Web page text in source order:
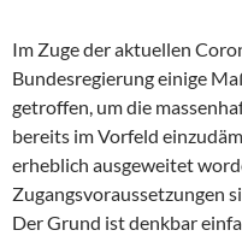
Im Zuge der aktuellen
Bundesregierung einige
getroffen, um die
bereits im Vorfeld
erheblich ausgeweitet
Zugangsvoraussetzungen
Der Grund ist denkbar